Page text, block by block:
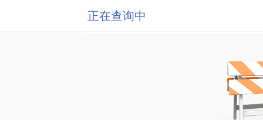
正在查询中